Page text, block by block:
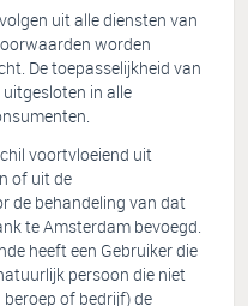
uit alle diensten van
worden
De toepasselijkheid van
in alle
voortvloeiend uit
of uit de
de behandeling van dat
te Amsterdam bevoegd.
heeft een Gebruiker die
persoon die niet
of bedrijf) de